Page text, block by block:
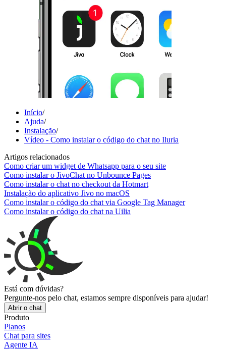
Início/
Ajuda/
Instalação/
Vídeo - Como instalar o código do chat no Iluria
Artigos relacionados
Como criar um widget de Whatsapp para o seu site
Como instalar o JivoChat no Unbounce Pages
Como instalar o chat no checkout da Hotmart
Instalação do aplicativo Jivo no macOS
Como instalar o código do chat via Google Tag Manager
Como instalar o código do chat na Uilia
Está com dúvidas?
Pergunte-nos pelo chat, estamos sempre disponíveis para ajudar!
Abrir o chat
Produto
Planos
Chat para sites
Agente IA